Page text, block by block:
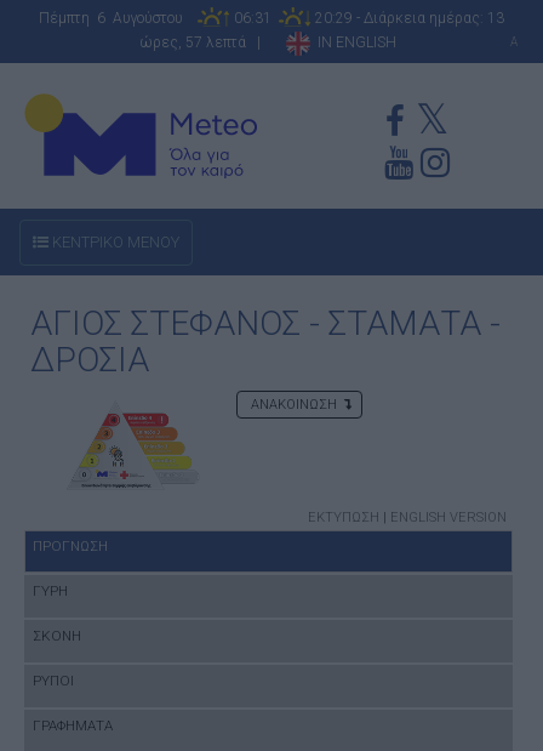
Πέμπτη 6 Αυγούστου 06:31
20:29 - Διάρκεια ημέρας: 13
ώρες, 57 λεπτά |
IN ENGLISH A
ΚΕΝΤΡΙΚΟ ΜΕΝΟΥ
ΑΓΙΟΣ ΣΤΕΦΑΝΟΣ - ΣΤΑΜΑΤΑ -
ΔΡΟΣΙΑ
ΑΝΑΚΟΙΝΩΣΗ
ΕΚΤΥΠΩΣΗ | ENGLISH VERSION
ΠΡΟΓΝΩΣΗ
ΓΥΡΗ
ΣΚΟΝΗ
ΡΥΠΟΙ
ΓΡΑΦΗΜΑΤΑ